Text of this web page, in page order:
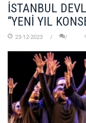
İSTANBUL
“YENİ YIL
23-12-2023